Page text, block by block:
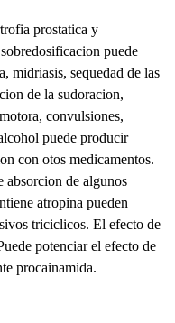
prostatica y
puede
midriasis, sequedad de las
de la sudoracion,
convulsiones,
puede producir
con otos medicamentos.
absorcion de algunos
atropina pueden
triciclicos. El efecto de
potenciar el efecto de
procainamida.